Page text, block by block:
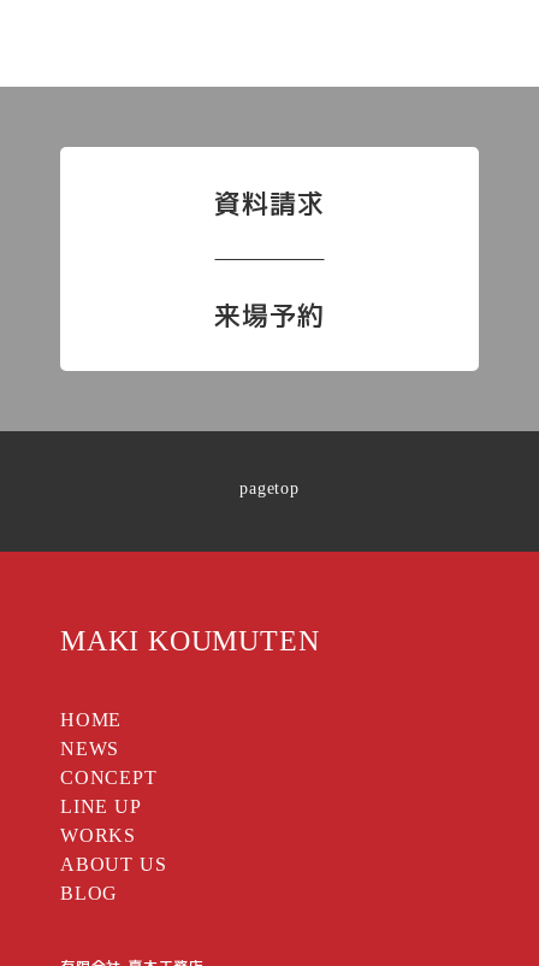
資料請求
来場予約
pagetop
MAKI KOUMUTEN
HOME
NEWS
CONCEPT
LINE UP
WORKS
ABOUT US
BLOG